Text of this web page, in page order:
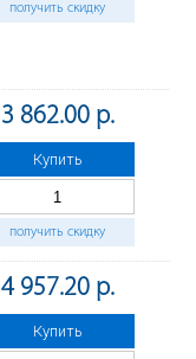
получить скидку
3 862.00 р.
Купить
получить скидку
4 957.20 р.
Купить